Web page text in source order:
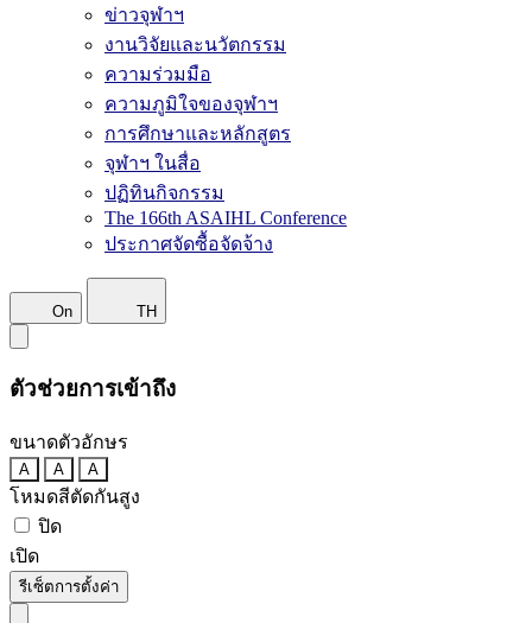
ข่าวจุฬาฯ
งานวิจัยและนวัตกรรม
ความร่วมมือ
ความภูมิใจของจุฬาฯ
การศึกษาและหลักสูตร
จุฬาฯ ในสื่อ
ปฏิทินกิจกรรม
The 166th ASAIHL Conference
ประกาศจัดซื้อจัดจ้าง
On TH
ตัวช่วยการเข้าถึง
ขนาดตัวอักษร
A A A
โหมดสีตัดกันสูง
ปิด
เปิด
รีเซ็ตการตั้งค่า